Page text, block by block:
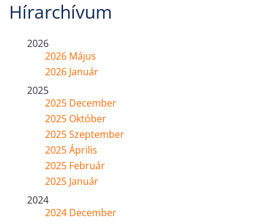
Hírarchívum
2026
2026 Május
2026 Január
2025
2025 December
2025 Október
2025 Szeptember
2025 Április
2025 Február
2025 Január
2024
2024 December